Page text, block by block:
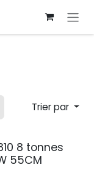
Trier par
8 tonnes
55CM